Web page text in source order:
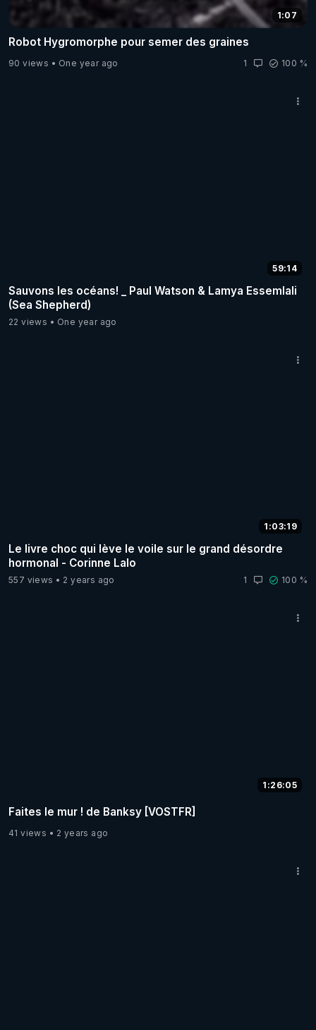
1:07
Robot Hygromorphe pour semer des graines
90 views One year ago 1 100 %
59:14
Sauvons les océans! _ Paul Watson & Lamya Essemlali
(Sea Shepherd)
22 views One year ago
1:03:19
Le livre choc qui lève le voile sur le grand désordre
hormonal - Corinne Lalo
557 views 2 years ago 1 100 %
1:26:05
Faites le mur ! de Banksy [VOSTFR]
41 views 2 years ago